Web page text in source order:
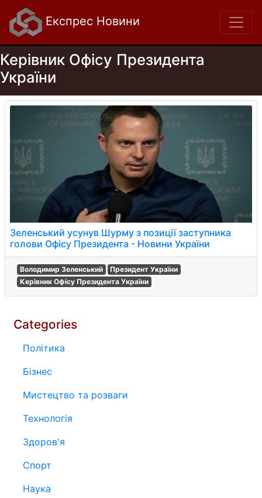
Експрес Новини
Керівник Офісу Президента
України
Зеленський усунув Шурму з позиції заступника
голови Офісу Президента - Новини України
Володимир Зеленський
Президент України
Керівник Офісу Президента України
Categories
Політика
Бізнес
Мистецтво та розваги
Технологія
Здоров'я
Спорт
Наука